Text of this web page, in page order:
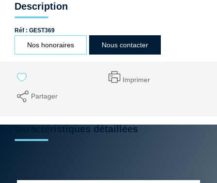
Description
Réf : GEST369
Nos honoraires Nous contacter
Imprimer
Partager
Caractéristiques détaillées